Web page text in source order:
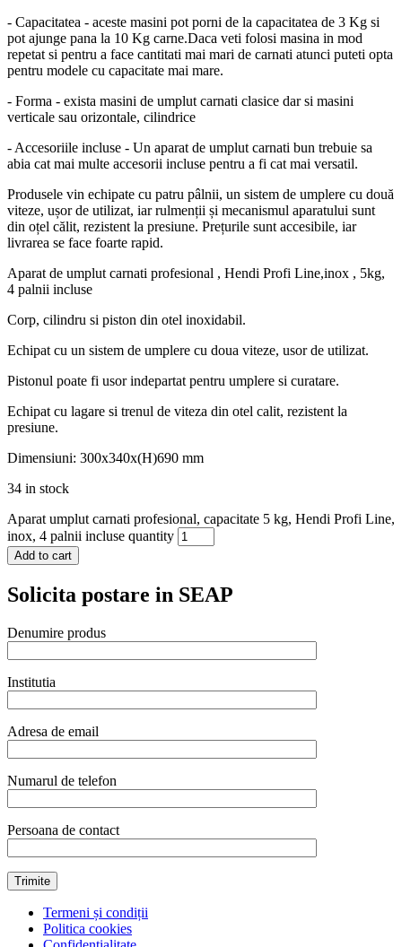
- Capacitatea - aceste masini pot porni de la capacitatea de 3 Kg si
pot ajunge pana la 10 Kg carne.Daca veti folosi masina in mod
repetat si pentru a face cantitati mai mari de carnati atunci puteti opta
pentru modele cu capacitate mai mare.
- Forma - exista masini de umplut carnati clasice dar si masini
verticale sau orizontale, cilindrice
- Accesoriile incluse - Un aparat de umplut carnati bun trebuie sa
abia cat mai multe accesorii incluse pentru a fi cat mai versatil.
Produsele vin echipate cu patru pâlnii, un sistem de umplere cu două
viteze, ușor de utilizat, iar rulmenții și mecanismul aparatului sunt
din oțel călit, rezistent la presiune. Prețurile sunt accesibile, iar
livrarea se face foarte rapid.
Aparat de umplut carnati profesional , Hendi Profi Line,inox , 5kg,
4 palnii incluse
Corp, cilindru si piston din otel inoxidabil.
Echipat cu un sistem de umplere cu doua viteze, usor de utilizat.
Pistonul poate fi usor indepartat pentru umplere si curatare.
Echipat cu lagare si trenul de viteza din otel calit, rezistent la
presiune.
Dimensiuni: 300x340x(H)690 mm
34 in stock
Aparat umplut carnati profesional, capacitate 5 kg, Hendi Profi Line,
inox, 4 palnii incluse quantity
Add to cart
Solicita postare in SEAP
Denumire produs
Institutia
Adresa de email
Numarul de telefon
Persoana de contact
Termeni și condiții
Politica cookies